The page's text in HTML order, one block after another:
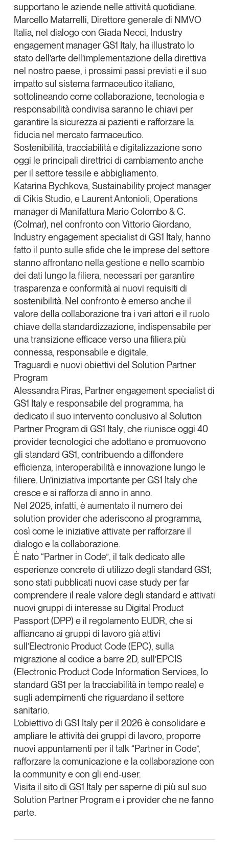
supportano le aziende nelle attività quotidiane.
Marcello Matarrelli, Direttore generale di NMVO
Italia, nel dialogo con Giada Necci, Industry
engagement manager GS1 Italy, ha illustrato lo
stato dell’arte dell’implementazione della direttiva
nel nostro paese, i prossimi passi previsti e il suo
impatto sul sistema farmaceutico italiano,
sottolineando come collaborazione, tecnologia e
responsabilità condivisa saranno le chiavi per
garantire la sicurezza ai pazienti e rafforzare la
fiducia nel mercato farmaceutico.
Sostenibilità, tracciabilità e digitalizzazione sono
oggi le principali direttrici di cambiamento anche
per il settoretessile e abbigliamento.
Katarina Bychkova, Sustainability project manager
di Cikis Studio, e Laurent Antonioli, Operations
manager di Manifattura Mario Colombo & C.
(Colmar), nel confronto con Vittorio Giordano,
Industry engagement specialist di GS1 Italy, hanno
fatto il punto sulle sfide che le imprese del settore
stanno affrontano nella gestione e nello scambio
dei dati lungo la filiera, necessari per garantire
trasparenza e conformità ai nuovi requisiti di
sostenibilità. Nel confronto è emerso anche il
valore della collaborazione tra i vari attori e il ruolo
chiave della standardizzazione, indispensabile per
una transizione efficace verso una filiera più
connessa, responsabile e digitale.
Traguardi e nuovi obiettivi del Solution Partner
Program
Alessandra Piras, Partner engagement specialist di
GS1 Italy e responsabile del programma, ha
dedicato il suo intervento conclusivo al Solution
Partner Program di GS1 Italy, che riunisce oggi 40
provider tecnologici che adottano e promuovono
gli standard GS1, contribuendo a diffondere
efficienza, interoperabilità e innovazione lungo le
filiere. Un’iniziativa importante per GS1 Italy che
cresce e si rafforza di anno in anno.
Nel 2025, infatti, è aumentato il numero dei
solution provider che aderiscono al programma,
così come le iniziative attivate per rafforzare il
dialogo e la collaborazione.
È nato“Partner in Code”, il talk dedicato alle
esperienze concrete di utilizzo degli standard GS1;
sono stati pubblicati nuovi case study per far
comprendere il reale valore degli standard e attivati
nuovi gruppi di interesse su Digital Product
Passport (DPP) e il regolamento EUDR, che si
affiancano ai gruppi di lavoro già attivi
sull’Electronic Product Code (EPC), sulla
migrazione al codice a barre 2D, sull’EPCIS
(Electronic Product Code Information Services, lo
standard GS1 per la tracciabilità in tempo reale) e
sugli adempimenti che riguardano il settore
sanitario.
L’obiettivo di GS1 Italy per il 2026 è consolidare e
ampliare le attività dei gruppi di lavoro, proporre
nuovi appuntamenti per il talk “Partner in Code”,
rafforzare la comunicazione e la collaborazione con
la community e con gli end-user.
Visita il sito di GS1 Italyper saperne di più sul suo
Solution Partner Program e i provider che ne fanno
parte.